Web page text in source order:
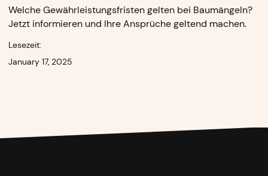
Welche Gewährleistungsfristen gelten bei Baumängeln?
Jetzt informieren und Ihre Ansprüche geltend machen.
Lesezeit:
January 17, 2025